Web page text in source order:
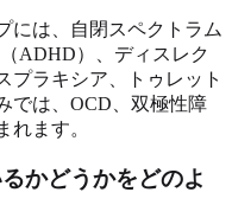
には、自閉スペクトラム
ADHD）、ディスレク
プラキシア、トゥレット
では、OCD、双極性障
れます。
かどうかをどのよ